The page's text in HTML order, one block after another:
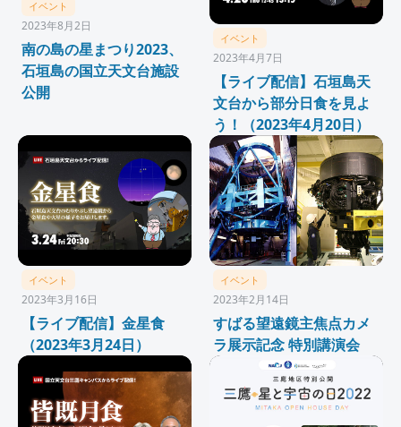
イベント
2023年8月2日
南の島の星まつり2023、
石垣島の国立天文台施設
公開
イベント
2023年4月7日
【ライブ配信】石垣島天
文台から部分日食を見よ
う！（2023年4月20日）
イベント
2023年3月16日
【ライブ配信】金星食
（2023年3月24日）
イベント
2023年2月14日
すばる望遠鏡主焦点カメ
ラ展示記念 特別講演会